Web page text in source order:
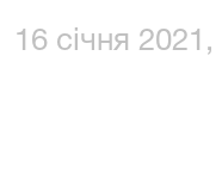
16 січня 2021,